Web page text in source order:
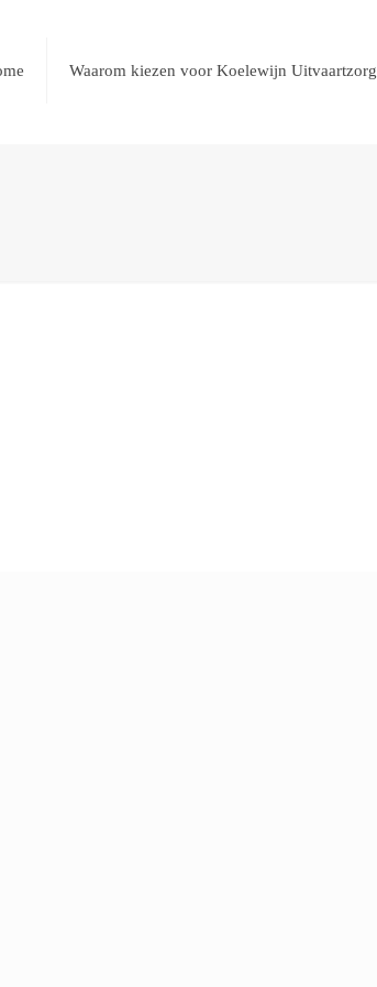
Waarom kiezen voor Koelewijn Uitvaartzorg